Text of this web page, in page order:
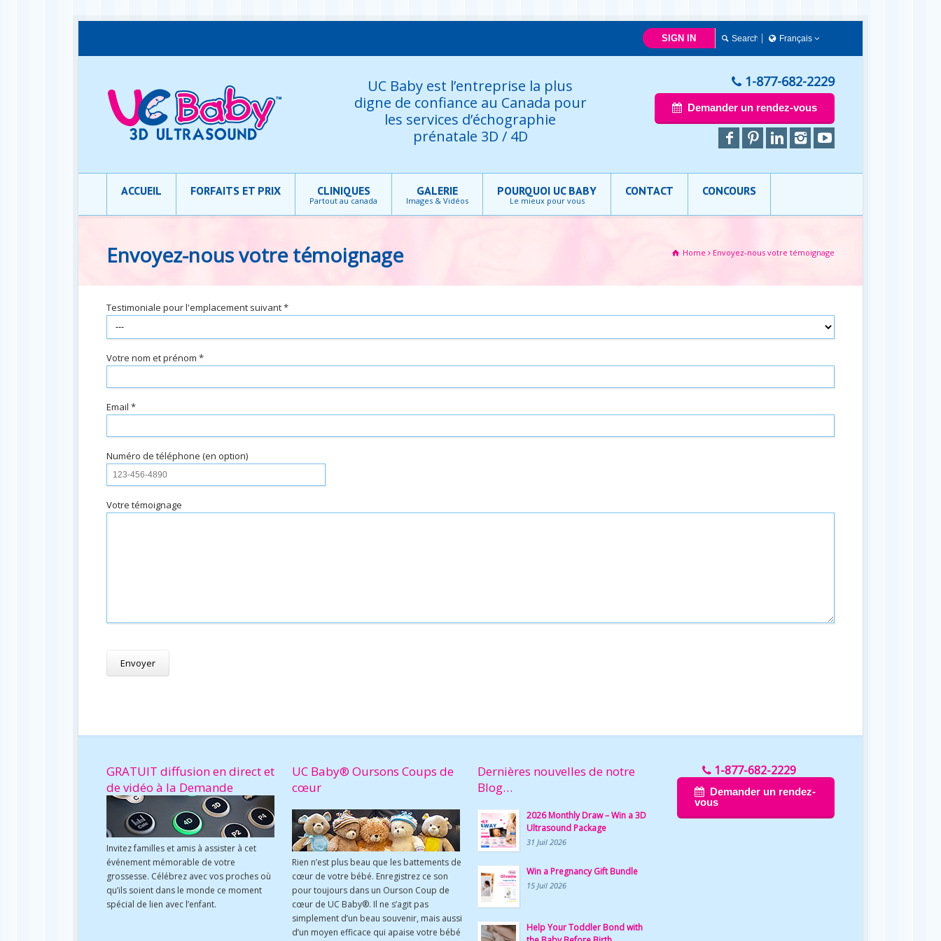
SIGN IN
Français
Français
English
UC Baby est l’entreprise la plus
digne de confiance au Canada pour
les services d’échographie
prénatale 3D / 4D
1-877-682-2229
Demander un rendez-vous
ACCUEIL FORFAITS ET PRIX CLINIQUES
Partout au canada
GALERIE
Images & Vidéos
POURQUOI UC BABY
Le mieux pour vous
CONTACT CONCOURS
Envoyez-nous votre témoignage Home Envoyez-nous votre témoignage
Testimoniale pour l'emplacement suivant *
Votre nom et prénom *
Email *
Numéro de téléphone (en option)
Votre témoignage
GRATUIT diffusion en direct et
de vidéo à la Demande
Invitez familles et amis à assister à cet
événement mémorable de votre
grossesse. Célébrez avec vos proches où
qu’ils soient dans le monde ce moment
spécial de lien avec l’enfant.
UC Baby® Oursons Coups de
cœur
Rien n’est plus beau que les battements de
cœur de votre bébé. Enregistrez ce son
pour toujours dans un Ourson Coup de
cœur de UC Baby®. Il ne s’agit pas
simplement d’un beau souvenir, mais aussi
d’un moyen efficace qui apaise votre bébé
Dernières nouvelles de notre
Blog…
2026 Monthly Draw – Win a 3D
Ultrasound Package
31 Juil 2026
Win a Pregnancy Gift Bundle
15 Juil 2026
Help Your Toddler Bond with
1-877-682-2229
Demander un rendez-
vous